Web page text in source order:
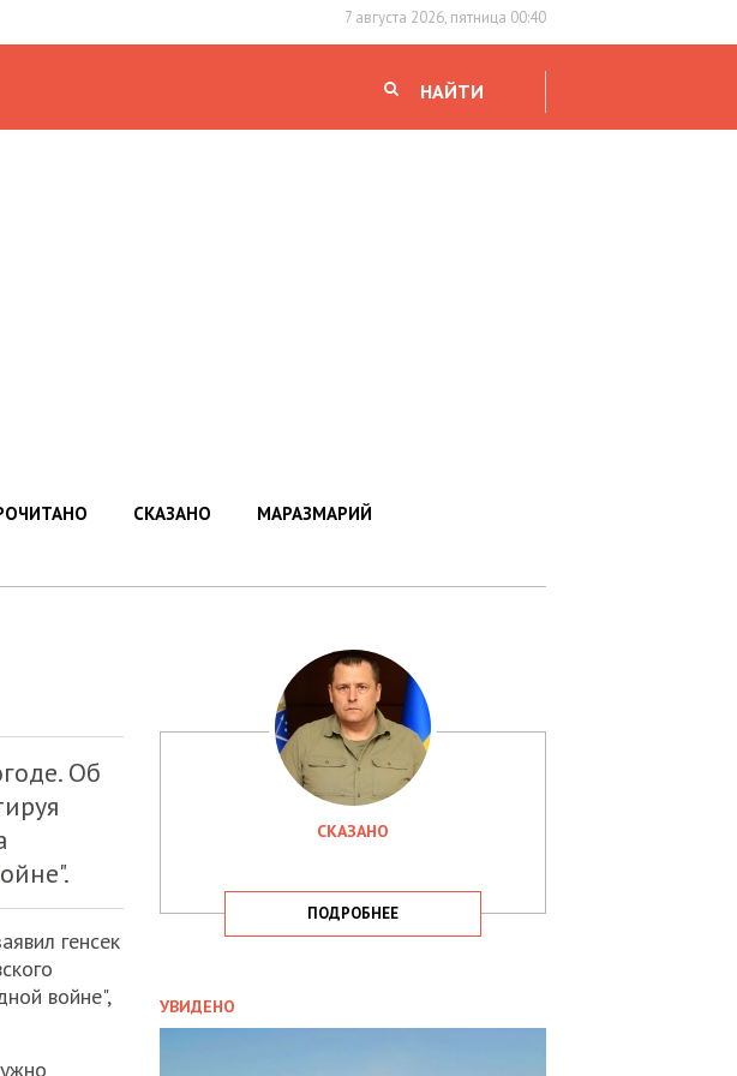
7 августа 2026, пятница 00:40
НАЙТИ
СКАЗАНО МАРАЗМАРИЙ
Об
генсек
войне",
СКАЗАНО
ПОДРОБНЕЕ
УВИДЕНО
ЗАТРИМАЛА